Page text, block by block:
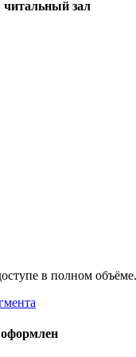
читальный зал
в полном